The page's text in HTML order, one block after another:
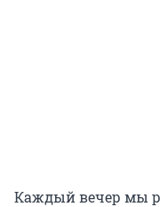
Каждый вечер мы